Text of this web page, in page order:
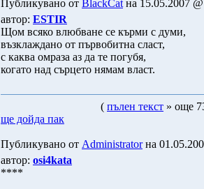
Публикувано от BlackCat на 15.05.2007
автор: ESTIR
Щом всяко влюбване се кърми с думи,
възклаждано от първобитна сласт,
с каква омраза аз да те погубя,
когато над сърцето нямам власт.
( пълен текст » още
ще дойда пак
Публикувано от Administratorна
автор: osi4kata
****